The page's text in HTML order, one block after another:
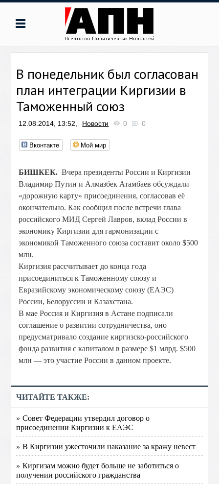
В понедельник был согласован
план интеграции Киргизии в
Таможенный союз
12.08.2014, 13:52, Новости 0 0
Вконтакте Мой мир
БИШКЕК.Вчера президенты России и Киргизии
Владимир Путин и Алмазбек Атамбаев обсуждали
«дорожную карту» присоединения, согласовав её
окончательно. Как сообщил после встречи глава
российского МИД Сергей Лавров, вклад России в
экономику Киргизии для гармонизации с
экономикой Таможенного союза составит около $500
млн.
Киргизия рассчитывает до конца года
присоединиться к Таможенному союзу и
Евразийскому экономическому союзу (ЕАЭС)
России, Белоруссии и Казахстана.
В мае Россия и Киргизия в Астане подписали
соглашение о развитии сотрудничества, оно
предусматривало создание киргизско-российского
фонда развития с капиталом в размере $1 млрд. $500
млн — это участие России в данном проекте.
ЧИТАЙТЕ ТАКЖЕ:
» Совет Федерации утвердил договор о
присоединении Киргизии к ЕАЭС
» В Киргизии ужесточили наказание за кражу невест
» Киргизам можно будет больше не заботиться о
получении российского гражданства